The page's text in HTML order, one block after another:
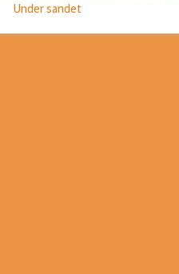
Under sandet